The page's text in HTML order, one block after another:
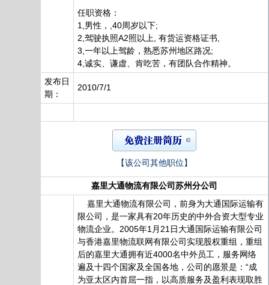
任职资格：
1,男性，,40周岁以下;
2,驾驶执照A2照以上, 有货运资格证书,
3,一年以上驾龄，熟悉苏州地区路况;
4,诚实、谦虚、肯吃苦，有团队合作精神。
发布日
期：
2010/7/1
【该公司其他职位】
嘉里大通物流有限公司苏州分公司
嘉里大通物流有限公司，前身为大通国际运输有
限公司，是一家具有20年历史的中外合资大型专业
物流企业。2005年1月21日大通国际运输有限公司
与香港嘉里物流联网有限公司实现股权重组，重组
后的嘉里大通拥有近4000名中外员工，服务网络
遍及十四个国家及全国各地，公司的愿景是：“成
为亚太区内首屈一指，以高质服务及盈利表现取胜